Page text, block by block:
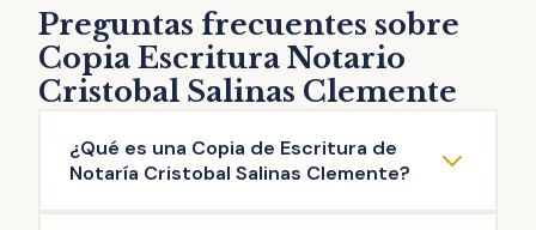
Preguntas frecuentes sobre
Copia Escritura Notario
Cristobal Salinas Clemente
¿Qué es una Copia de Escritura de
Notaría Cristobal Salinas Clemente?